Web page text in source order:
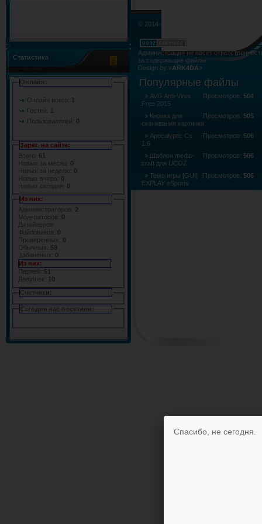
Статистика
Онлайн:
Онлайн всего: 1
Гостей: 1
Пользователей: 0
Зарег. на сайте:
Всего: 61
Новых за месяц: 0
Новых за неделю: 0
Новых вчера: 0
Новых сегодня: 0
Из них:
Администраторов: 2
Модераторов: 0
Дизайнеров:
Файловиков: 0
Проверенных: 0
Обычных: 59
Забаненых: 0
Из них:
Парней: 51
Девушек:
10
Счетчики:
Сегодня нас посетили:
© 2014-2015. Все права не нарушены.
Администрация не несёт
за содержащие файлы.
Design by «ARK4DA»
Популярные файлы
Просмотров: 504
AVG Anti-Virus
Free 2015
Просмотров: 505
Кнопка для
скачивания картинка
Просмотров: 506
Apocalyptic Cs
1.6
Просмотров: 506
Шаблон media-
craft для UCOZ
Просмотров: 506
Тема игры [GUI]
EXPLAY eSports
Спасибо, не сегодня.